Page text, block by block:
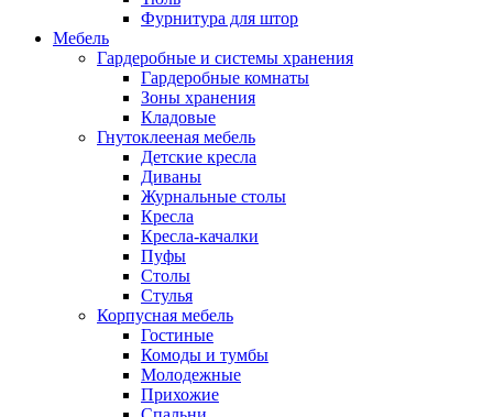
Фурнитура для штор
Мебель
Гардеробные и системы хранения
Гардеробные комнаты
Зоны хранения
Кладовые
Гнутоклееная мебель
Детские кресла
Диваны
Журнальные столы
Кресла
Кресла-качалки
Пуфы
Столы
Стулья
Корпусная мебель
Гостиные
Комоды и тумбы
Молодежные
Прихожие